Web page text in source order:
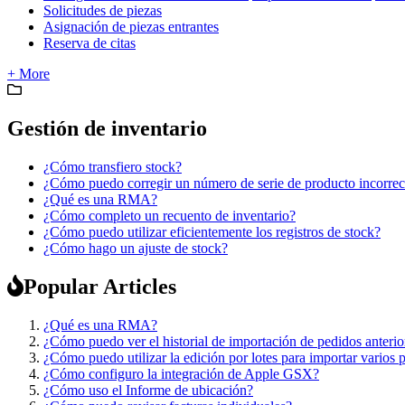
Solicitudes de piezas
Asignación de piezas entrantes
Reserva de citas
+ More
Gestión de inventario
¿Cómo transfiero stock?
¿Cómo puedo corregir un número de serie de producto
¿Qué es una RMA?
¿Cómo completo un recuento de inventario?
¿Cómo puedo utilizar eficientemente los registros de stock?
¿Cómo hago un ajuste de stock?
Popular Articles
¿Qué es una RMA?
¿Cómo puedo ver el historial de importación de pedidos
¿Cómo puedo utilizar la edición por lotes para importar varios
¿Cómo configuro la integración de Apple GSX?
¿Cómo uso el Informe de ubicación?